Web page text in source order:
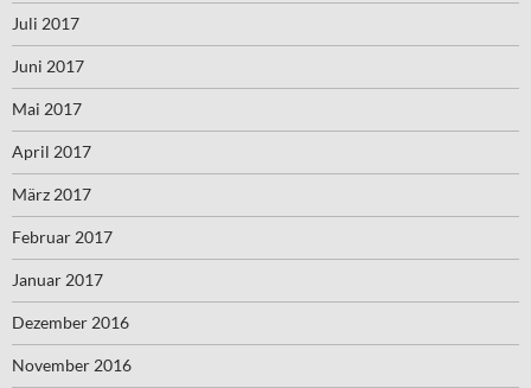
Juli 2017
Juni 2017
Mai 2017
April 2017
März 2017
Februar 2017
Januar 2017
Dezember 2016
November 2016